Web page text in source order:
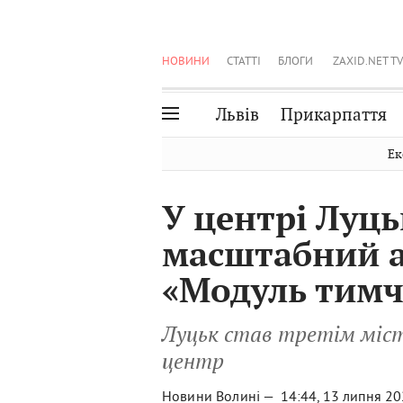
НОВИНИ СТАТТІ БЛОГИ ZAXID.NET TV
Львів Прикарпаття
Волинь
Чернівці
Шептицький
У центрі
масштабний
«Модуль
Луцьк став третім
центр
Новини Волині — 14:44, 13 липня